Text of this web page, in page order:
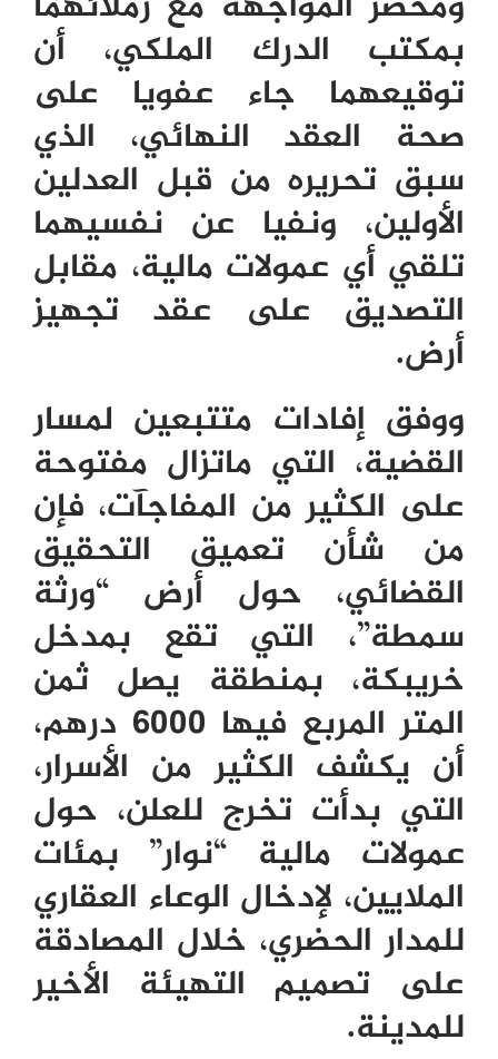
بمكتب الدرك الملكي، أن
توقيعهما جاء عفويا على
صحة العقد النهائي، الذي
سبق تحريره من قبل العدلين
الأولين، ونفيا عن نفسيهما
تلقي أي عمولات مالية، مقابل
التصديق على عقد تجهيز
أرض.
ووفق إفادات متتبعين لمسار
القضية، التي ماتزال مفتوحة
على الكثير من المفاجآت، فإن
من شأن تعميق التحقيق
القضائي، حول أرض “ورثة
سمطة”، التي تقع بمدخل
خريبكة، بمنطقة يصل ثمن
المتر المربع فيها 6000 درهم،
أن يكشف الكثير من الأسرار،
التي بدأت تخرج للعلن، حول
عمولات مالية “نوار” بمئات
الملايين، لإدخال الوعاء العقاري
للمدار الحضري، خلال المصادقة
على تصميم التهيئة الأخير
للمدينة.